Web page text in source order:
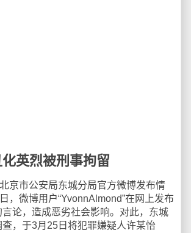
英烈被刑事拘留
市公安局东城分局官方微博发布情
，微博用户“YvonnAlmond”在网上发布
言论，造成恶劣社会影响。对此，东城
，于3月25日将犯罪嫌疑人许某怡